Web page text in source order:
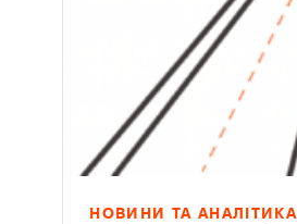
НОВИНИ ТА АНАЛІТИКА